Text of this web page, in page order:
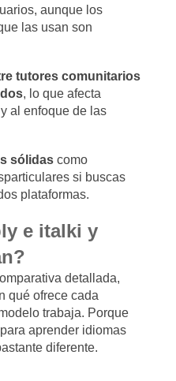
aunque los
las usan son
tutores comunitarios
, lo que afecta
al enfoque de las
sólidas como
si buscas
plataformas.
e italki y
detallada,
qué ofrece cada
trabaja. Porque
aprender idiomas
diferente.